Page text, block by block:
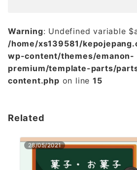
Warning: Undefined variable
/home/xs139581/
wp-content/themes/emanon-
premium/template-parts/
content.php on line15
Related
28/05/2021